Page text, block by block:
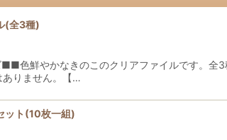
(全3種)
色鮮やかなきのこのクリアファイルです。全
ありません。【…
ット(10枚一組)